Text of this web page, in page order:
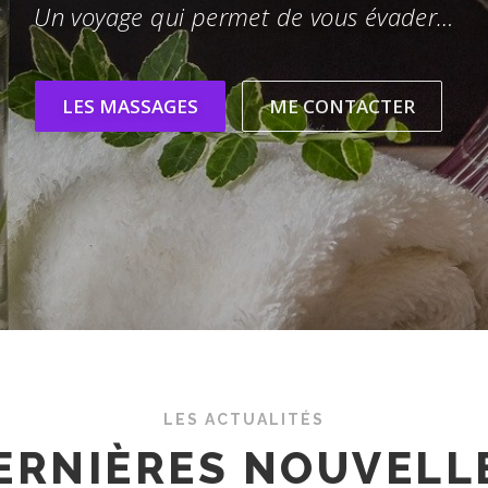
Un voyage qui permet de vous évader…
LES MASSAGES ME CONTACTER
LES ACTUALITÉS